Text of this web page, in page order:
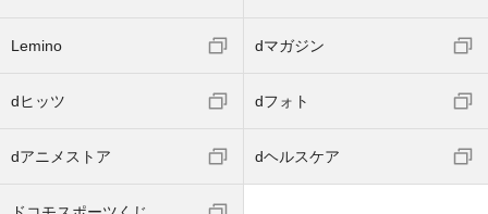
Lemino dマガジン
dヒッツ dフォト
dアニメストア dヘルスケア